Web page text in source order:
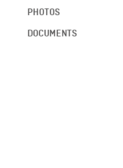
PHOTOS
DOCUMENTS